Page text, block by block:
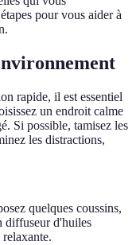
pour vous aider à
rapide, il est essentiel
un endroit calme
Si possible, tamisez les
les distractions,
quelques coussins,
diffuseur d'huiles